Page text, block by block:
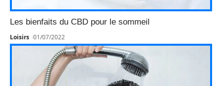
Les bienfaits du CBD pour le sommeil
Loisirs 01/07/2022